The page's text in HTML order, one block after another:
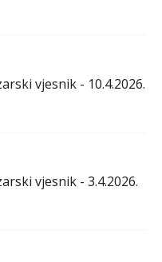
vjesnik - 10.4.2026.
vjesnik - 3.4.2026.